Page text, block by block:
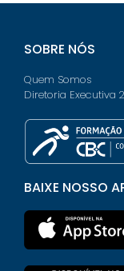
SOBRE NÓS
Quem Somos
Diretoria Executiva
BAIXE NOSSO